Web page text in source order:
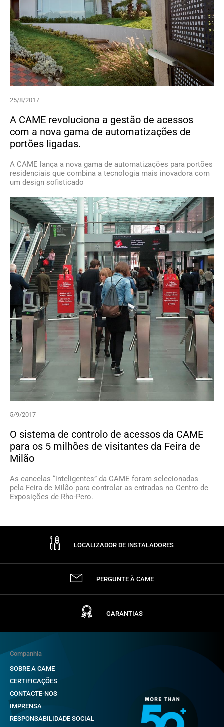
25/8/2017
A CAME revoluciona a gestão de acessos
com a nova gama de automatizações de
portões ligadas.
A CAME lança a nova gama de automatizações para portões
residenciais que combina a tecnologia mais inovadora com
um design sofisticado
5/9/2017
O sistema de controlo de acessos da CAME
para os 5 milhões de visitantes da Feira de
Milão
As cancelas “inteligentes” da CAME foram selecionadas
pela Feira de Milão para controlar as entradas no Centro de
Exposições de Rho-Pero.
LOCALIZADOR DE INSTALADORES
PERGUNTE À CAME
GARANTIAS
Companhia
SOBRE A CAME
CERTIFICAÇÕES
CONTACTE-NOS
IMPRENSA
RESPONSABILIDADE SOCIAL